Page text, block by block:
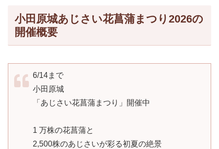
小田原城あじさい花菖蒲まつり2026の
開催概要
6/14まで
小田原城
「あじさい花菖蒲まつり」開催中
1 万株の花菖蒲と
2,500株のあじさいが彩る初夏の絶景